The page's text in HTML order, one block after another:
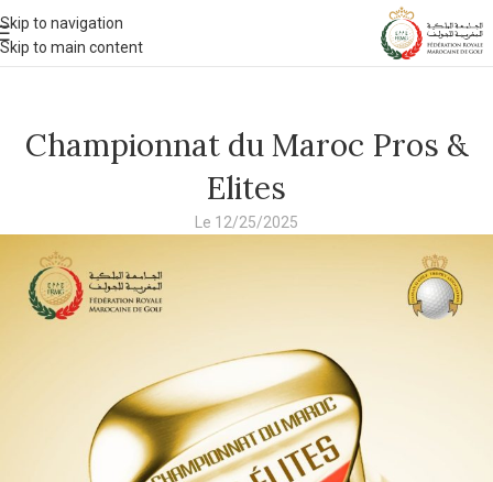
Skip to navigation
Skip to main content
Championnat du Maroc Pros &
Elites
Le 12/25/2025